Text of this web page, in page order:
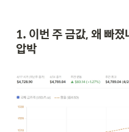
1. 이번 주 금값, 왜 빠
압박